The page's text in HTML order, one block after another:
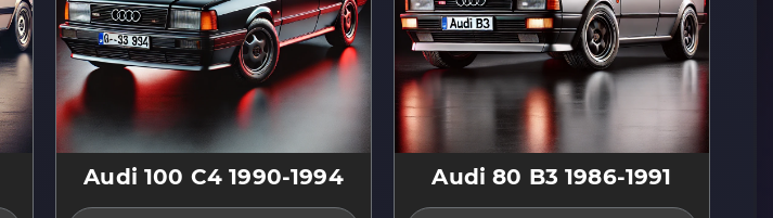
Audi 100 C4 1990-1994 Audi 80 B3 1986-1991